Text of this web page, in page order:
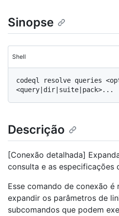
Sinopse
Shell
codeql resolve queries
Descrição
[Conexão detalhada]
consulta e as especificações
Esse comando de conexão é
expandir os parâmetros de
subcomandos que podem